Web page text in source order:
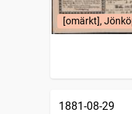
[omärkt],
1881-08-29